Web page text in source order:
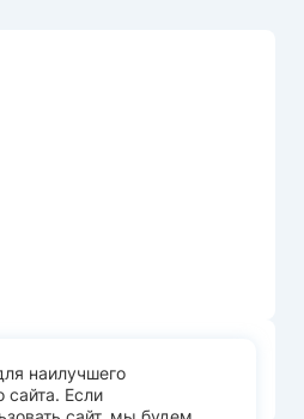
наилучшего
сайта. Если